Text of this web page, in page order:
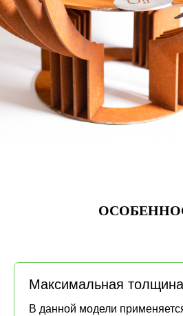
Максимальная
В данной модели